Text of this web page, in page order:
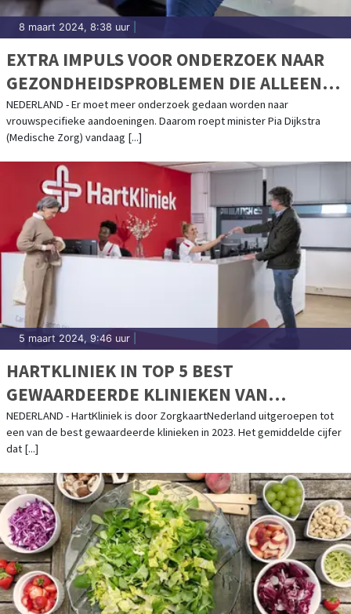
8 maart 2024, 8:38 uur
EXTRA IMPULS VOOR ONDERZOEK NAAR
GEZONDHEIDSPROBLEMEN DIE ALLEEN
VROUWEN HEBBEN
NEDERLAND - Er moet meer onderzoek gedaan worden naar
vrouwspecifieke aandoeningen. Daarom roept minister Pia Dijkstra
(Medische Zorg) vandaag [...]
5 maart 2024, 9:46 uur
HARTKLINIEK IN TOP 5 BEST
GEWAARDEERDE KLINIEKEN VAN
ZORGKAARTNEDERLAND
NEDERLAND - HartKliniek is door ZorgkaartNederland uitgeroepen tot
een van de best gewaardeerde klinieken in 2023. Het gemiddelde cijfer
dat [...]